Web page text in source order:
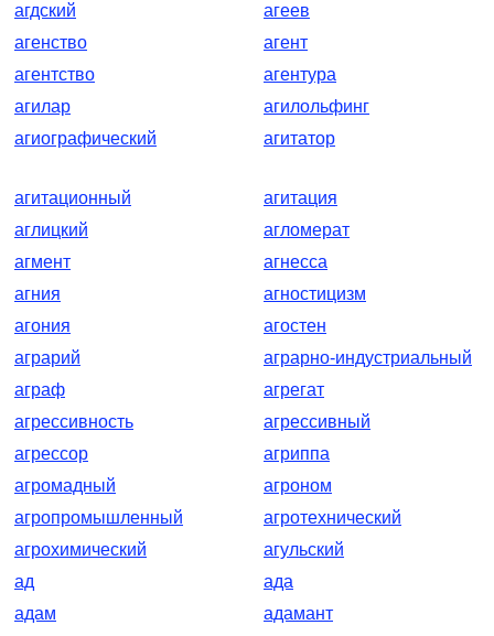
агдский
агеев
агенство
агент
агентство
агентура
агилар
агилольфинг
агиографический
агитатор
агитационный
агитация
аглицкий
агломерат
агмент
агнесса
агния
агностицизм
агония
агостен
аграрий
аграрно-индустриальный
аграф
агрегат
агрессивность
агрессивный
агрессор
агриппа
агромадный
агроном
агропромышленный
агротехнический
агрохимический
агульский
ад
ада
адам
адамант